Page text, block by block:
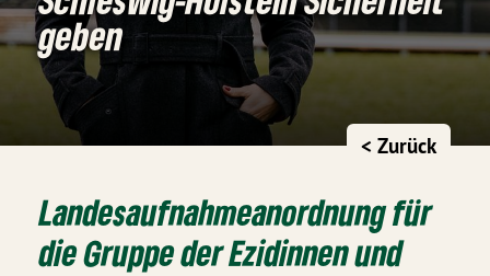
geben
< Zurück
Landesaufnahmeanordnung für
die Gruppe der Ezidinnen und